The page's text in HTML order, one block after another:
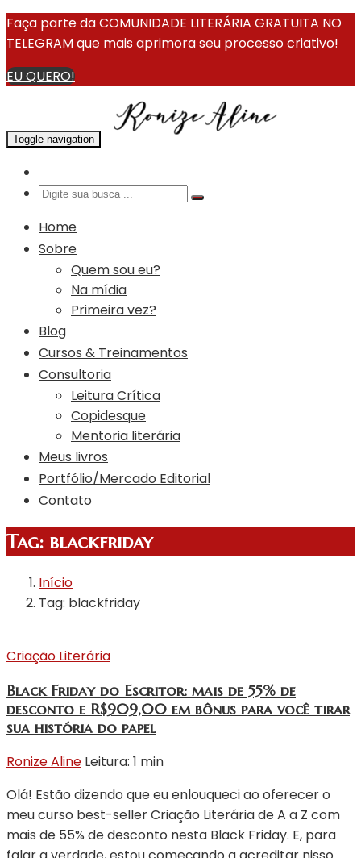
Faça parte da COMUNIDADE LITERÁRIA GRATUITA NO
TELEGRAM que mais aprimora seu processo criativo!
EU QUERO!
Toggle navigation
Home
Sobre
Quem sou eu?
Na mídia
Primeira vez?
Blog
Cursos & Treinamentos
Consultoria
Leitura Crítica
Copidesque
Mentoria literária
Meus livros
Portfólio/Mercado Editorial
Contato
Tag: blackfriday
Início
Tag: blackfriday
Criação Literária
Black Friday do Escritor: mais de 55% de
desconto e R$909,00 em bônus para você tirar
sua história do papel
Ronize Aline Leitura: 1 min
Olá! Estão dizendo que eu enlouqueci ao oferecer o
meu curso best-seller Criação Literária de A a Z com
mais de 55% de desconto nesta Black Friday. E, para